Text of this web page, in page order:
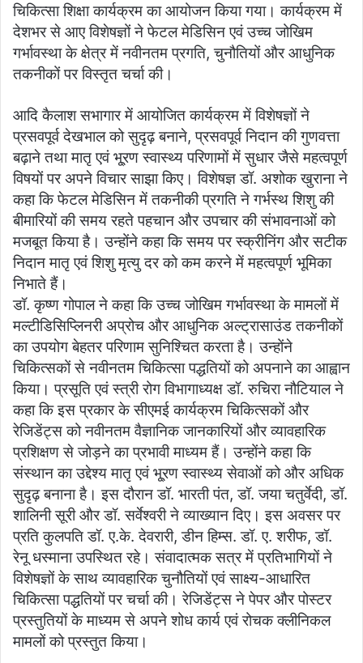
चिकित्सा शिक्षा कार्यक्रम का आयोजन किया गया। कार्यक्रम में
देशभर से आए विशेषज्ञों ने फेटल मेडिसिन एवं उच्च जोखिम
गर्भावस्था के क्षेत्र में नवीनतम प्रगति, चुनौतियों और आधुनिक
तकनीकों पर विस्तृत चर्चा की।
आदि कैलाश सभागार में आयोजित कार्यक्रम में विशेषज्ञों ने
प्रसवपूर्व देखभाल को सुदृढ़ बनाने, प्रसवपूर्व निदान की गुणवत्ता
बढ़ाने तथा मातृ एवं भू्रण स्वास्थ्य परिणामों में सुधार जैसे महत्वपूर्ण
विषयों पर अपने विचार साझा किए। विशेषज्ञ डॉ. अशोक खुराना ने
कहा कि फेटल मेडिसिन में तकनीकी प्रगति ने गर्भस्थ शिशु की
बीमारियों की समय रहते पहचान और उपचार की संभावनाओं को
मजबूत किया है। उन्होंने कहा कि समय पर स्क्रीनिंग और सटीक
निदान मातृ एवं शिशु मृत्यु दर को कम करने में महत्वपूर्ण भूमिका
निभाते हैं।
डॉ. कृष्ण गोपाल ने कहा कि उच्च जोखिम गर्भावस्था के मामलों में
मल्टीडिसिप्लिनरी अप्रोच और आधुनिक अल्ट्रासाउंड तकनीकों
का उपयोग बेहतर परिणाम सुनिश्चित करता है। उन्होंने
चिकित्सकों से नवीनतम चिकित्सा पद्धतियों को अपनाने का आह्वान
किया। प्रसूति एवं स्त्री रोग विभागाध्यक्ष डॉ. रुचिरा नौटियाल ने
कहा कि इस प्रकार के सीएमई कार्यक्रम चिकित्सकों और
रेजिडेंट्स को नवीनतम वैज्ञानिक जानकारियों और व्यावहारिक
प्रशिक्षण से जोड़ने का प्रभावी माध्यम हैं। उन्होंने कहा कि
संस्थान का उद्देश्य मातृ एवं भू्रण स्वास्थ्य सेवाओं को और अधिक
सुदृढ़ बनाना है। इस दौरान डॉ. भारती पंत, डॉ. जया चतुर्वेदी, डॉ.
शालिनी सूरी और डॉ. सर्वेश्वरी ने व्याख्यान दिए। इस अवसर पर
प्रति कुलपति डॉ. ए.के. देवरारी, डीन हिम्स. डॉ. ए. शरीफ, डॉ.
रेनू धस्माना उपस्थित रहे। संवादात्मक सत्र में प्रतिभागियों ने
विशेषज्ञों के साथ व्यावहारिक चुनौतियों एवं साक्ष्य-आधारित
चिकित्सा पद्धतियों पर चर्चा की। रेजिडेंट्स ने पेपर और पोस्टर
प्रस्तुतियों के माध्यम से अपने शोध कार्य एवं रोचक क्लीनिकल
मामलों को प्रस्तुत किया।